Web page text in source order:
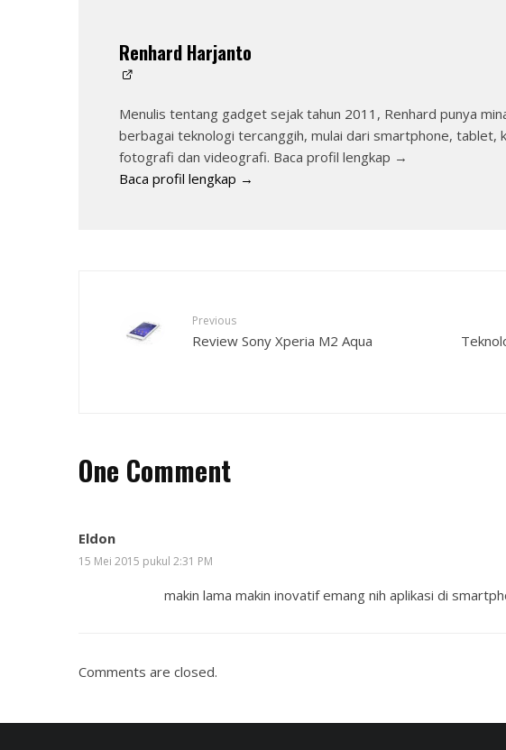
Renhard Harjanto
Menulis tentang gadget sejak tahun 2011, Renhard punya
berbagai teknologi tercanggih, mulai dari smartphone, tablet,
fotografi dan videografi. Baca profil lengkap →
Baca profil lengkap →
Previous
Review Sony Xperia M2 Aqua
One Comment
Eldon
15 Mei 2015 pukul 2:31 PM
makin lama makin inovatif emang nih aplikasi di
Comments are closed.